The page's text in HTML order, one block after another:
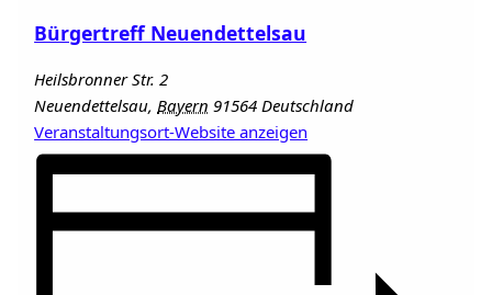
Bürgertreff Neuendettelsau
Heilsbronner Str. 2
Neuendettelsau, Bayern 91564 Deutschland
Veranstaltungsort-Website anzeigen